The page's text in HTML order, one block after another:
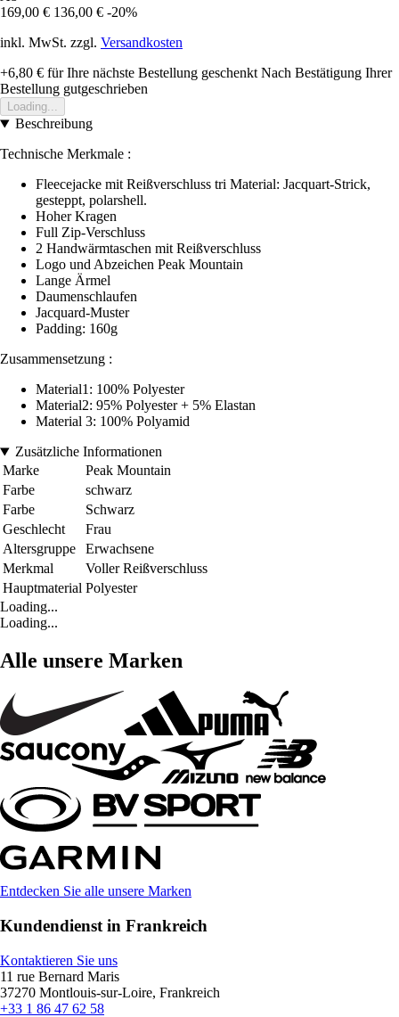
169,00 € 136,00 € -20%
inkl. MwSt. zzgl. Versandkosten
+6,80 € für Ihre nächste Bestellung geschenkt Nach Bestätigung Ihrer
Bestellung gutgeschrieben
Loading...
Beschreibung
Technische Merkmale :
Fleecejacke mit Reißverschluss tri Material: Jacquart-Strick,
gesteppt, polarshell.
Hoher Kragen
Full Zip-Verschluss
2 Handwärmtaschen mit Reißverschluss
Logo und Abzeichen Peak Mountain
Lange Ärmel
Daumenschlaufen
Jacquard-Muster
Padding: 160g
Zusammensetzung :
Material1: 100% Polyester
Material2: 95% Polyester + 5% Elastan
Material 3: 100% Polyamid
Zusätzliche Informationen
Marke
Peak Mountain
Farbe
schwarz
Farbe
Schwarz
Geschlecht
Frau
Altersgruppe
Erwachsene
Merkmal
Voller Reißverschluss
Hauptmaterial Polyester
Loading...
Loading...
Alle unsere Marken
Entdecken Sie alle unsere Marken
Kundendienst in Frankreich
Kontaktieren Sie uns
11 rue Bernard Maris
37270 Montlouis-sur-Loire, Frankreich
+33 1 86 47 62 58